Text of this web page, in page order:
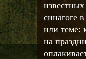
синагоге
или теме:
на